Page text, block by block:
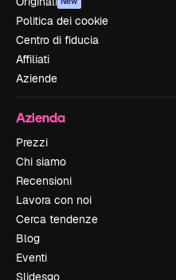
Politica dei cookie
Centro di fiducia
Affiliati
Aziende
Azienda
Prezzi
Chi siamo
Recensioni
Lavora con noi
Cerca tendenze
Blog
Eventi
Slidesgo